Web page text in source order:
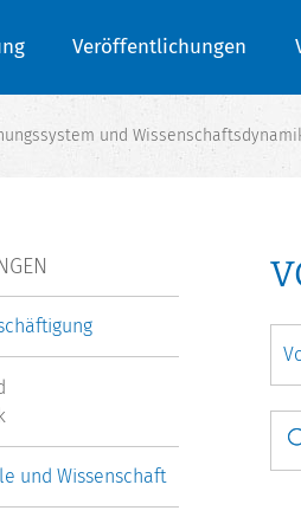
Veröffentlichungen
und
und Wissenschaft